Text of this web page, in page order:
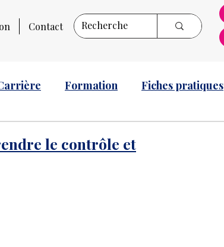
Contact
Formation Fiches pratiques
le contrôle et